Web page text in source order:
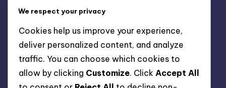
最近の投稿
全天候用人工グラウンドスパイク：防水性、通気性、耐久性
プロフェッショナルソフトグラウンドスパイク：エリート機
能、快適さ、デザイン
We respect your privacy
Cookies help us improve your experience,
deliver personalized content, and analyze
traffic. You can choose which cookies to
allow by clicking Customize. Click Accept All